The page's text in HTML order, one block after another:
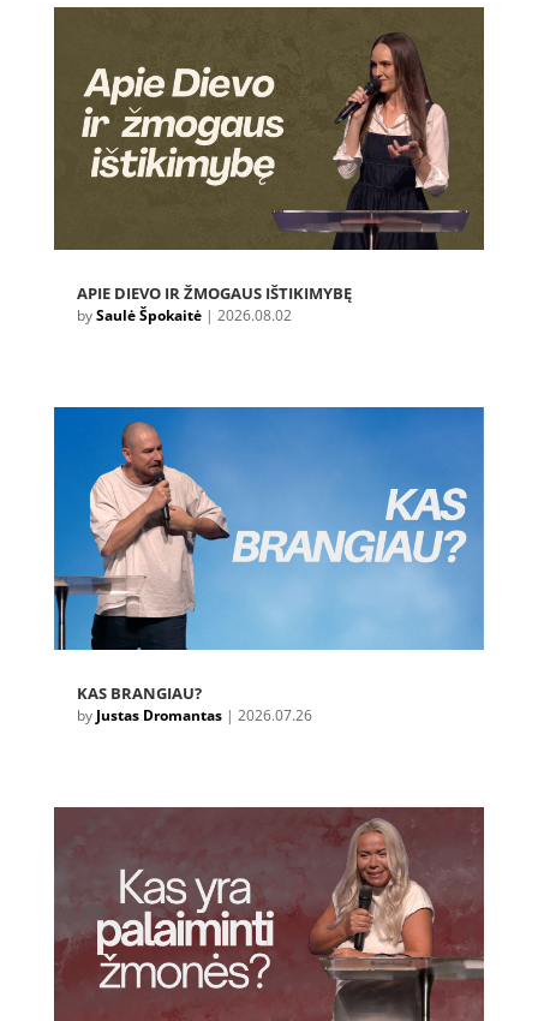
APIE DIEVO IR ŽMOGAUS IŠTIKIMYBĘ
bySaulė Špokaitė| 2026.08.02
KAS BRANGIAU?
by Justas Dromantas| 2026.07.26